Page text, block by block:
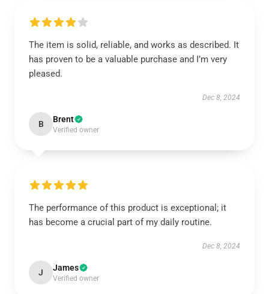
The item is solid, reliable, and works as described. It
has proven to be a valuable purchase and I’m very
pleased.
Dec 8, 2024
B Brent
Verified owner
The performance of this product is exceptional; it
has become a crucial part of my daily routine.
Dec 8, 2024
J James
Verified owner